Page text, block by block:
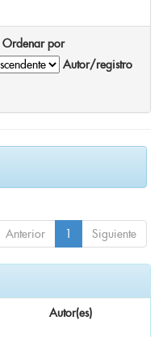
Ordenar por
Autor/registro
Anterior 1 Siguiente
Autor(es)